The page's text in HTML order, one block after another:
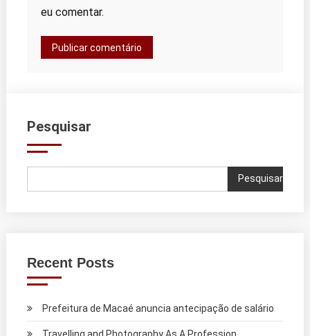
eu comentar.
Pesquisar
Pesquisar
Recent Posts
Prefeitura de Macaé anuncia antecipação de salário